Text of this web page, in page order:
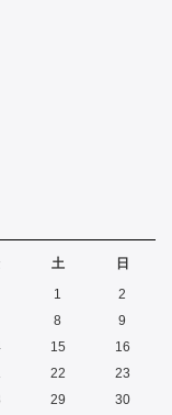
土
日
1
2
8
9
15
16
22
23
29 30